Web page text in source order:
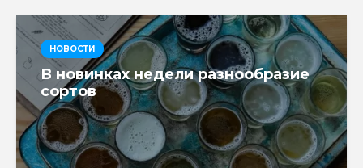
НОВОСТИ
В новинках недели разнообразие
сортов